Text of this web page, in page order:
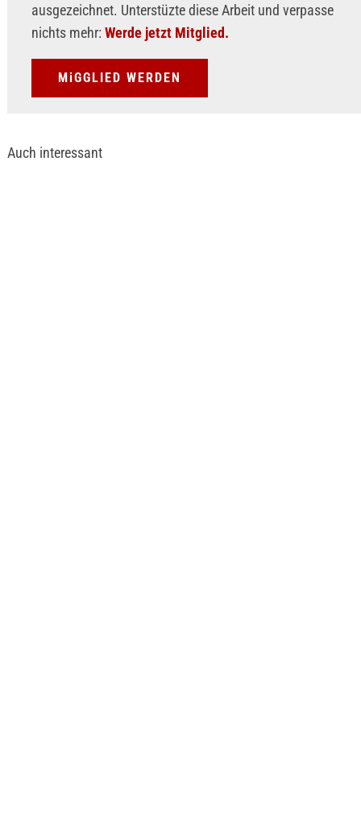
ausgezeichnet. Unterstüzte diese Arbeit und verpasse
nichts mehr: Werde jetzt Mitglied.
MiGGLIED WERDEN
Auch interessant